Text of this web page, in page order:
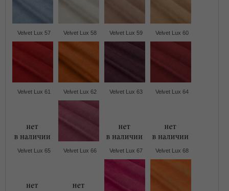
Velvet Lux 57 Velvet Lux 58 Velvet Lux 59 Velvet Lux 60
Velvet Lux 61 Velvet Lux 62 Velvet Lux 63 Velvet Lux 64
Velvet Lux 65 Velvet Lux 66 Velvet Lux 67 Velvet Lux 68